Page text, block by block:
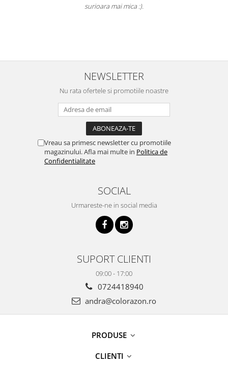
surioara mai mica :).
NEWSLETTER
Nu rata ofertele si promotiile noastre
Vreau sa primesc newsletter cu promotiile
magazinului. Afla mai multe in Politica de
Confidentialitate
SOCIAL
Urmareste-ne in social media
SUPORT CLIENTI
09:00 - 17:00
0724418940
andra@colorazon.ro
PRODUSE
CLIENTI